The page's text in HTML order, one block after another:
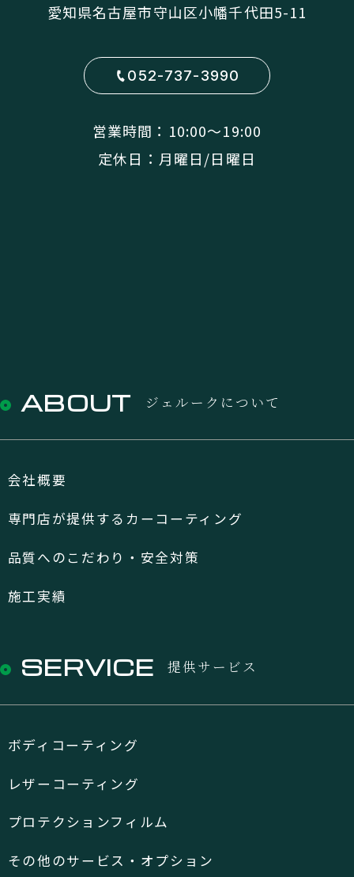
愛知県名古屋市守山区小幡千代田5-11
052-737-3990
営業時間：10:00〜19:00
定休日：月曜日/日曜日
ABOUT ジェルークについて
会社概要
専門店が提供するカーコーティング
品質へのこだわり・安全対策
施工実績
SERVICE 提供サービス
ボディコーティング
レザーコーティング
プロテクションフィルム
その他のサービス・オプション